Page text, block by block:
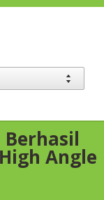
Berhasil
Angle